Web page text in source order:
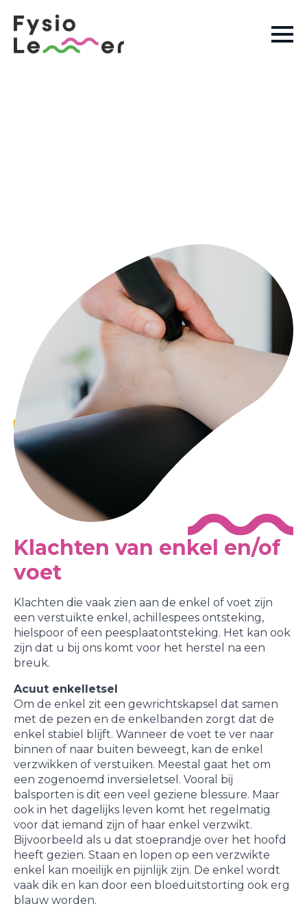
Klachten van enkel en/of
voet
Klachten die vaak zien aan de enkel of voet zijn
een verstuikte enkel, achillespees ontsteking,
hielspoor of een peesplaatontsteking. Het kan ook
zijn dat u bij ons komt voor het herstel na een
breuk.
Acuut enkelletsel
Om de enkel zit een gewrichtskapsel dat samen
met de pezen en de enkelbanden zorgt dat de
enkel stabiel blijft. Wanneer de voet te ver naar
binnen of naar buiten beweegt, kan de enkel
verzwikken of verstuiken. Meestal gaat het om
een zogenoemd inversieletsel. Vooral bij
balsporten is dit een veel geziene blessure. Maar
ook in het dagelijks leven komt het regelmatig
voor dat iemand zijn of haar enkel verzwikt.
Bijvoorbeeld als u dat stoeprandje over het hoofd
heeft gezien. Staan en lopen op een verzwikte
enkel kan moeilijk en pijnlijk zijn. De enkel wordt
vaak dik en kan door een bloeduitstorting ook erg
blauw worden.